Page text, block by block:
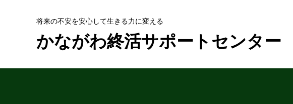
将来の不安を安心して生きる力に変える
かながわ終活サポートセンター